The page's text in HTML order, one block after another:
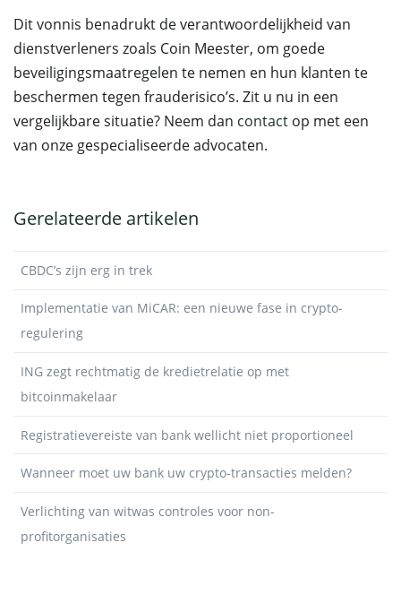
Dit vonnis benadrukt de verantwoordelijkheid van
dienstverleners zoals Coin Meester, om goede
beveiligingsmaatregelen te nemen en hun klanten te
beschermen tegen frauderisico’s. Zit u nu in een
vergelijkbare situatie? Neem dan contact op met een
van onze gespecialiseerde advocaten.
Gerelateerde artikelen
CBDC’s zijn erg in trek
Implementatie van MiCAR: een nieuwe fase in crypto-
regulering
ING zegt rechtmatig de kredietrelatie op met
bitcoinmakelaar
Registratievereiste van bank wellicht niet proportioneel
Wanneer moet uw bank uw crypto-transacties melden?
Verlichting van witwas controles voor non-
profitorganisaties